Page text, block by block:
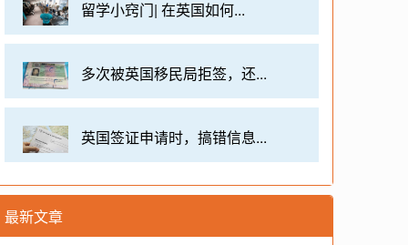
留学小窍门| 在英国如何...
多次被英国移民局拒签，还...
英国签证申请时，搞错信息...
最新文章